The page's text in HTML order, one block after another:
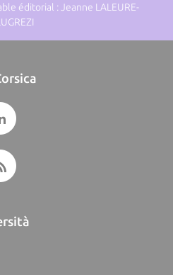
éditorial : Jeanne LALEURE-